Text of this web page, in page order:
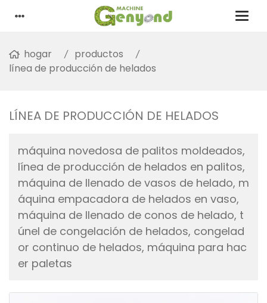
hogar
productos
línea de producción de helados
LÍNEA DE PRODUCCIÓN DE HELADOS
máquina novedosa de palitos moldeados,
línea de producción de helados en palitos,
máquina de llenado de vasos de helado, m
áquina empacadora de helados en vaso,
máquina de llenado de conos de helado, t
únel de congelación de helados, congelad
or continuo de helados, máquina para hac
er paletas